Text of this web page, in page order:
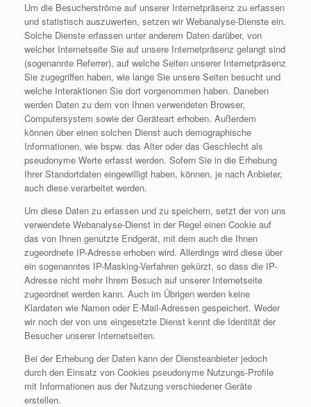
Um die Besucherströme auf unserer Internetpräsenz zu erfassen
und statistisch auszuwerten, setzen wir Webanalyse-Dienste ein.
Solche Dienste erfassen unter anderem Daten darüber, von
welcher Internetseite Sie auf unsere Internetpräsenz gelangt sind
(sogenannte Referrer), auf welche Seiten unserer Internetpräsenz
Sie zugegriffen haben, wie lange Sie unsere Seiten besucht und
welche Interaktionen Sie dort vorgenommen haben. Daneben
werden Daten zu dem von Ihnen verwendeten Browser,
Computersystem sowie der Geräteart erhoben. Außerdem
können über einen solchen Dienst auch demographische
Informationen, wie bspw. das Alter oder das Geschlecht als
pseudonyme Werte erfasst werden. Sofern Sie in die Erhebung
Ihrer Standortdaten eingewilligt haben, können, je nach Anbieter,
auch diese verarbeitet werden.
Um diese Daten zu erfassen und zu speichern, setzt der von uns
verwendete Webanalyse-Dienst in der Regel einen Cookie auf
das von Ihnen genutzte Endgerät, mit dem auch die Ihnen
zugeordnete IP-Adresse erhoben wird. Allerdings wird diese über
ein sogenanntes IP-Masking-Verfahren gekürzt, so dass die IP-
Adresse nicht mehr Ihrem Besuch auf unserer Internetseite
zugeordnet werden kann. Auch im Übrigen werden keine
Klardaten wie Namen oder E-Mail-Adressen gespeichert. Weder
wir noch der von uns eingesetzte Dienst kennt die Identität der
Besucher unserer Internetseiten.
Bei der Erhebung der Daten kann der Diensteanbieter jedoch
durch den Einsatz von Cookies pseudonyme Nutzungs-Profile
mit Informationen aus der Nutzung verschiedener Geräte
erstellen.